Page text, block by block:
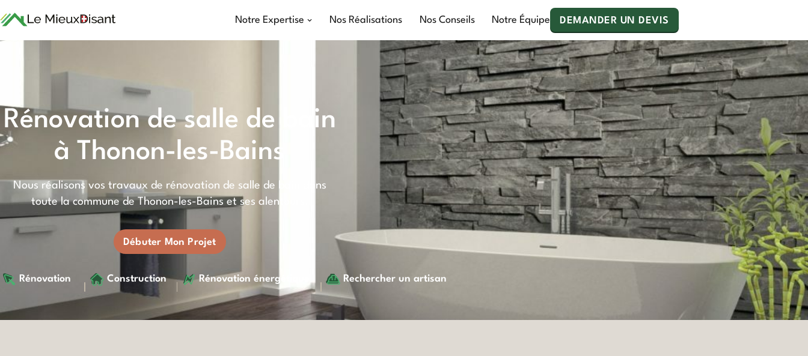
Notre Expertise Nos Réalisations Nos Conseils Notre Équipe DEMANDER UN DEVIS
Rénovation de salle de bain
à Thonon-les-Bains
Nous réalisons vos travaux de rénovation de salle de bain dans
toute la commune de Thonon-les-Bains et ses alentours.
Débuter Mon Projet
Rénovation Construction Rénovation énergétique Rechercher un artisan